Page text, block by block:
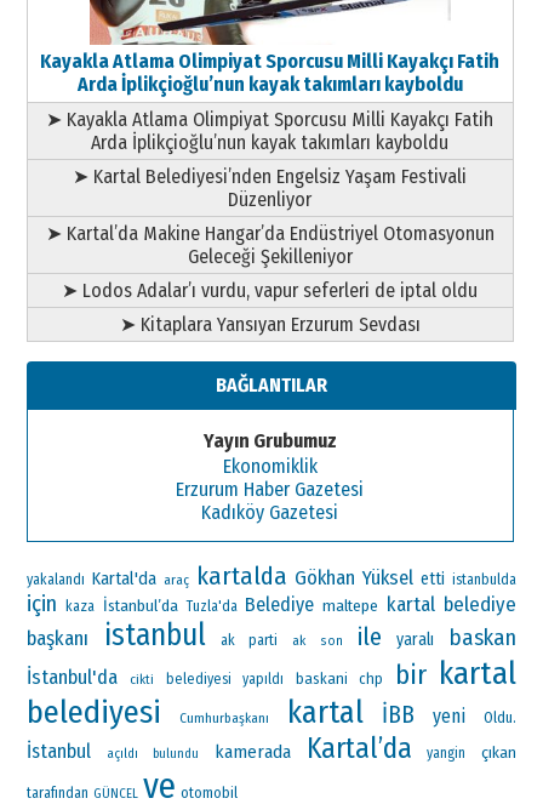
Kayakla Atlama Olimpiyat Sporcusu Milli Kayakçı Fatih
Arda İplikçioğlu’nun kayak takımları kayboldu
➤ Kayakla Atlama Olimpiyat Sporcusu Milli Kayakçı Fatih
Arda İplikçioğlu’nun kayak takımları kayboldu
➤ Kartal Belediyesi’nden Engelsiz Yaşam Festivali
Düzenliyor
➤ Kartal’da Makine Hangar’da Endüstriyel Otomasyonun
Geleceği Şekilleniyor
➤ Lodos Adalar’ı vurdu, vapur seferleri de iptal oldu
➤ Kitaplara Yansıyan Erzurum Sevdası
BAĞLANTILAR
Yayın Grubumuz
Ekonomiklik
Erzurum Haber Gazetesi
Kadıköy Gazetesi
yakalandı Kartal'da araç kartalda Gökhan Yüksel etti istanbulda
için kaza İstanbul’da Tuzla'da Belediye maltepe kartal belediye
başkanı
istanbul ak parti ak son ile yaralı baskan
İstanbul'da cikti belediyesi yapıldı baskani chp bir kartal
belediyesi
Cumhurbaşkanı kartal İBB yeni Oldu.
İstanbul açıldı bulundu kamerada Kartal’da yangin çıkan
tarafından GÜNCEL ve otomobil